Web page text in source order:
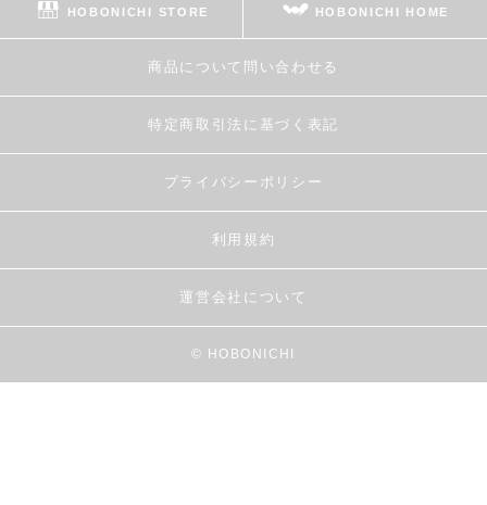
HOBONICHI STORE HOBONICHI HOME
商品について問い合わせる
特定商取引法に基づく表記
プライバシーポリシー
利用規約
運営会社について
© HOBONICHI